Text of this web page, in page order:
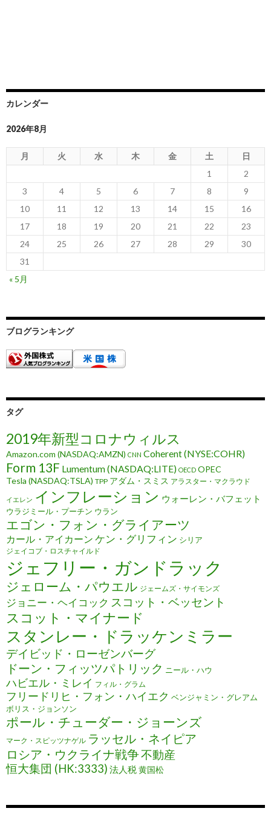
カレンダー
2026年8月
月 火 水 木 金 土
日
1
2
3
4 5 6 7 8
9
10
11 12 13 14 15
16
17
18 19 20 21 22
23
24
25 26 27 28 29
30
31
« 5月
ブログランキング
タグ
2019年新型コロナウィルス
Amazon.com (NASDAQ:AMZN) CNN Coherent (NYSE:COHR)
Form 13F Lumentum (NASDAQ:LITE) OECD OPEC
Tesla (NASDAQ:TSLA) TPP アダム・スミス アラスター・マクラウド
イエレン インフレーション ウォーレン・バフェット
ウラジミール・プーチン ウラン
エゴン・フォン・グライアーツ
カール・アイカーン ケン・グリフィン シリア
ジェイコブ・ロスチャイルド
ジェフリー・ガンドラック
ジェローム・パウエル ジェームズ・サイモンズ
ジョニー・ヘイコック スコット・ベッセント
スコット・マイナード
スタンレー・ドラッケンミラー
デイビッド・ローゼンバーグ
ドーン・フィッツパトリック ニール・ハウ
ハビエル・ミレイ フィル・グラム
フリードリヒ・フォン・ハイエク ベンジャミン・グレアム
ボリス・ジョンソン
ポール・チューダー・ジョーンズ
マーク・スピッツナゲル ラッセル・ネイピア
ロシア・ウクライナ戦争不動産
恒大集団 (HK:3333) 法人税黄国松